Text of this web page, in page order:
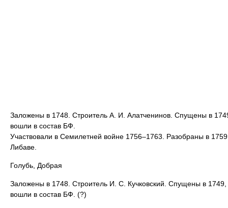
Заложены в 1748. Строитель А. И. Алатченинов. Спущены в
вошли в состав БФ.
Участвовали в Семилетней войне 1756–1763. Разобраны в
Либаве.
Голубь, Добрая
Заложены в 1748. Строитель И. С. Кучковский. Спущены в 1749,
вошли в состав БФ. (?)